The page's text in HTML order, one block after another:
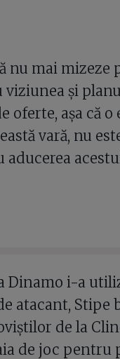
mai mizeze
și
oferte, așa că
vară, nu
Dinamo i-a
atacant, Stipe
de la
de joc pentru